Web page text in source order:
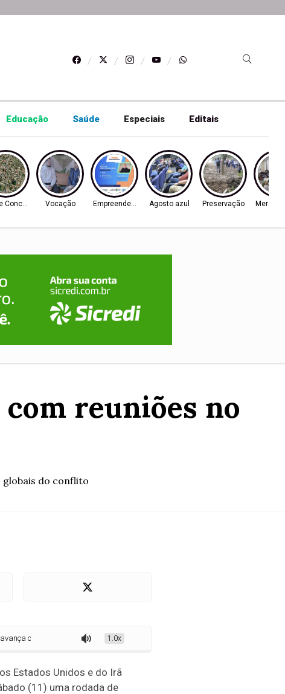
Educação Saúde Especiais Editais
Concórdia Vocação EmpreendedorismoAgosto azul Preservação
com reuniões no
globais do conflito
reuniões no Paquistão 1.0x
Estados Unidos e do Irã
(11) uma rodada de